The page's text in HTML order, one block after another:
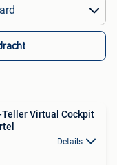
Teller Virtual Cockpit
Details